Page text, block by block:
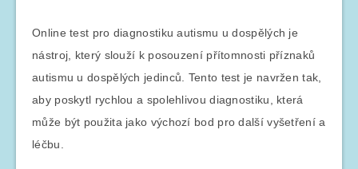
Online test pro diagnostiku autismu u dospělých je
nástroj, který slouží k posouzení přítomnosti příznaků
autismu u dospělých jedinců. Tento test je navržen tak,
aby poskytl rychlou a spolehlivou diagnostiku, která
může být použita jako výchozí bod pro další vyšetření a
léčbu.